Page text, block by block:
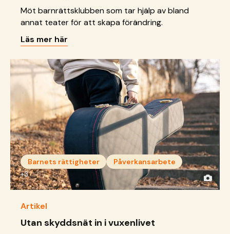
Möt barnrättsklubben som tar hjälp av bland
annat teater för att skapa förändring.
Läs mer här
Barnets rättigheter
Påverkansarbete
+3
Artikel
Utan skyddsnät in i vuxenlivet